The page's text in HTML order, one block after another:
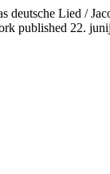
deutsche Lied /
published 22.